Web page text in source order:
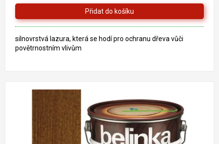
z
5
hvězdiček.
silnovrstvá lazura, která se hodí pro ochranu dřeva vůči
povětrnostním vlivům